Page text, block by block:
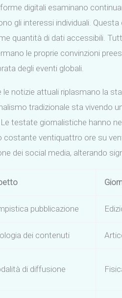
digitali esaminano
gli interessi individuali.
quantità di dati accessibili.
le proprie convinzioni
degli eventi globali.
le notizie attuali riplasmano la
tradizionale sta vivendo
Le testate giornalistiche hanno
costante ventiquattro ore su
dei social media, alterando
pubblicazione
dei contenuti
di diffusione